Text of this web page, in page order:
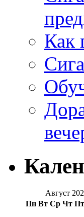
Как
Август
Пн Вт Ср Чт Пт